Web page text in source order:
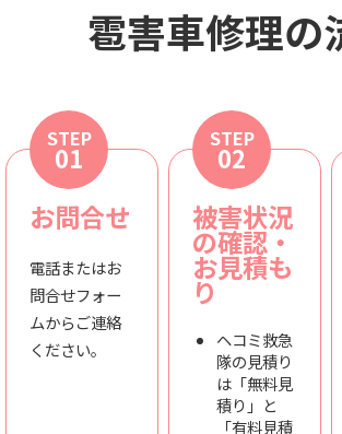
雹害車修理の
STEP
01
お問合せ
電話またはお
問合せフォー
ムからご連絡
ください。
STEP
02
被害状況
の確認・
お見積も
り
ヘコミ救急
隊の見積り
は「無料見
積り」と
「有料見積